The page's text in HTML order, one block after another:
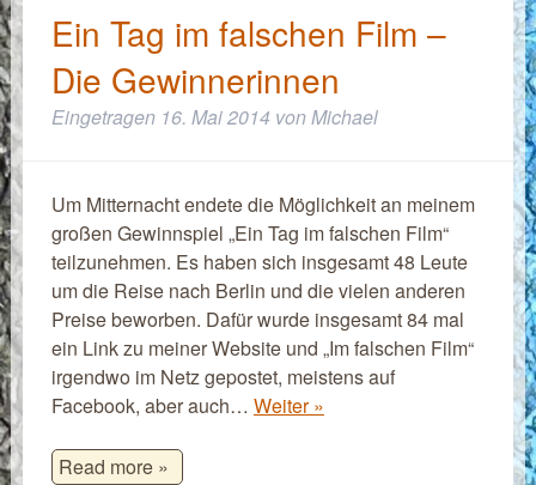
Ein Tag im falschen Film –
Die Gewinnerinnen
Eingetragen 16. Mai 2014 vonMichael
Um Mitternacht endete die Möglichkeit an meinem
großen Gewinnspiel „Ein Tag im falschen Film“
teilzunehmen. Es haben sich insgesamt 48 Leute
um die Reise nach Berlin und die vielen anderen
Preise beworben. Dafür wurde insgesamt 84 mal
ein Link zu meiner Website und „Im falschen Film“
irgendwo im Netz gepostet, meistens auf
Facebook, aber auch… Weiter »
Read more »